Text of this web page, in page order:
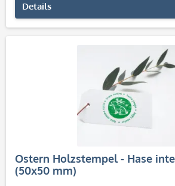
Details
Ostern Holzstempel - Hase
(50x50 mm)